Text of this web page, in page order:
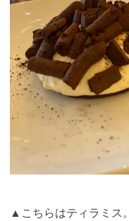
▲こちらはティラミス。